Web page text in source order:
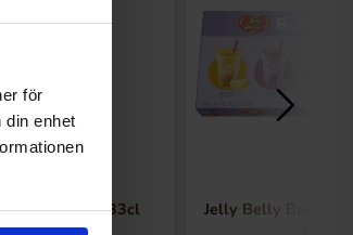
för
din enhet
Citron 33cl
Jelly Belly Bubble